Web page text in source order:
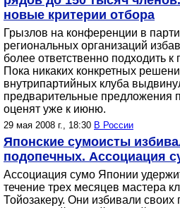
новые критерии отбора
Грызлов на конференции в
региональных организаций
более ответственно подходить
Пока никаких конкретных
внутрипартийных клуба
предварительные предложения
оценят уже к июню.
29 мая 2008 г., 18:30 В России
Японские сумоисты
подопечных. Ассоциация
Ассоциация сумо Японии
течение трех месяцев мастера
Тойозакеру. Они избивали своих